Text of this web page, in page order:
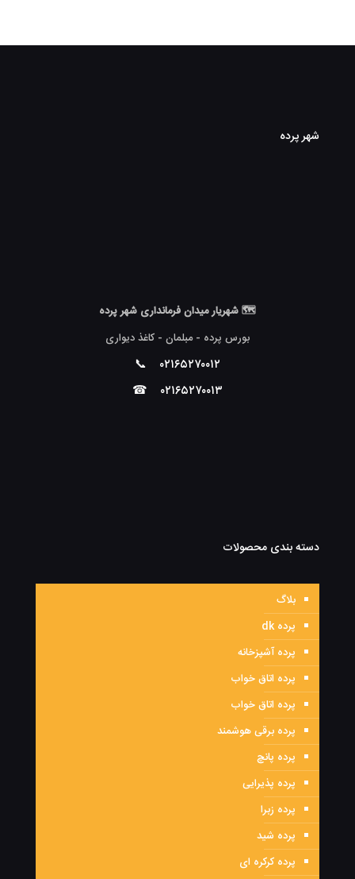
شهر پرده
🗺 شهریار میدان فرمانداری شهر پرده
بورس پرده - مبلمان - کاغذ دیواری
۰۲۱۶۵۲۷۰۰۱۲ 📞
۰۲۱۶۵۲۷۰۰۱۳ ☎
دسته بندی محصولات
بلاگ
پرده dk
پرده آشپزخانه
پرده اتاق خواب
پرده اتاق خواب
پرده برقی هوشمند
پرده پانچ
پرده پذیرایی
پرده زبرا
پرده شید
پرده کرکره ای